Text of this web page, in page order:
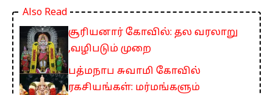
Also Read
சூரியனார் கோவில்: தல வரலாறு
,வழிபடும் முறை
பத்மநாப சுவாமி கோவில்
ரகசியங்கள்: மர்மங்களும்